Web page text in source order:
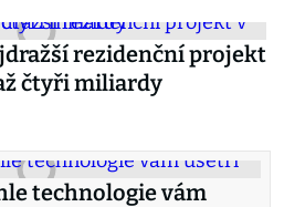
rezidenční projekt
čtyři miliardy
technologie vám